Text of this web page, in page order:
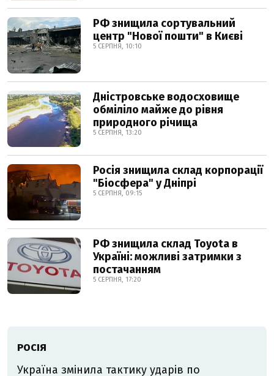
РФ знищила сортувальний
центр "Нової пошти" в Києві
5 СЕРПНЯ, 10:10
Дністровське водосховище
обміліло майже до рівня
природного річища
5 СЕРПНЯ, 13:20
Росія знищила склад корпорації
"Біосфера" у Дніпрі
5 СЕРПНЯ, 09:15
РФ знищила склад Toyota в
Україні: можливі затримки з
постачанням
5 СЕРПНЯ, 17:20
РОСІЯ
Україна змінила тактику ударів по